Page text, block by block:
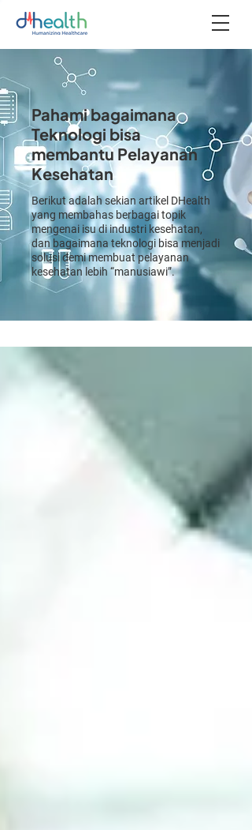
Pahami bagaimana
Teknologi bisa
membantu Pelayanan
Kesehatan
Berikut adalah sekian artikel DHealth
yang membahas berbagai topik
mengenai isu di industri kesehatan,
dan bagaimana teknologi bisa menjadi
solusi demi membuat pelayanan
kesehatan lebih “manusiawi”.